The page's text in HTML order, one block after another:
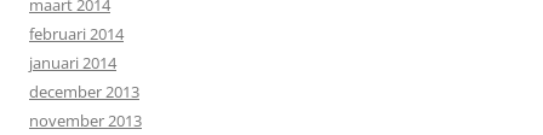
maart 2014
februari 2014
januari 2014
december 2013
november 2013